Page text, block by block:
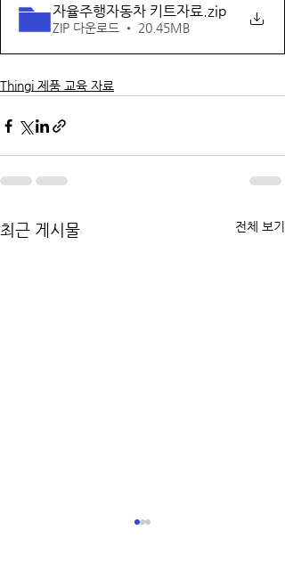
자율주행자동차 키트자료 .zip
ZIP 다운로드 • 20.45MB
Thingi 제품 교육 자료
최근 게시물 전체 보기